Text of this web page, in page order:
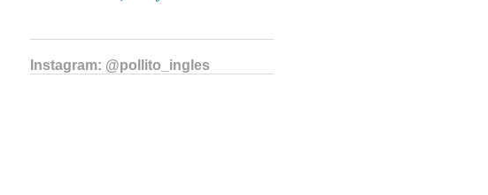
Instagram: @pollito_ingles